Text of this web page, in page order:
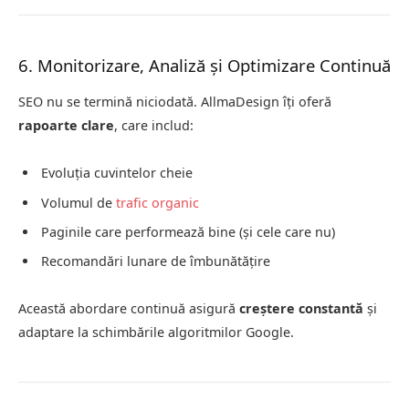
6. Monitorizare, Analiză și Optimizare Continuă
SEO nu se termină niciodată. AllmaDesign îți oferă
rapoarte clare, care includ:
Evoluția cuvintelor cheie
Volumul de trafic organic
Paginile care performează bine (și cele care nu)
Recomandări lunare de îmbunătățire
Această abordare continuă asigură creștere constantă și
adaptare la schimbările algoritmilor Google.